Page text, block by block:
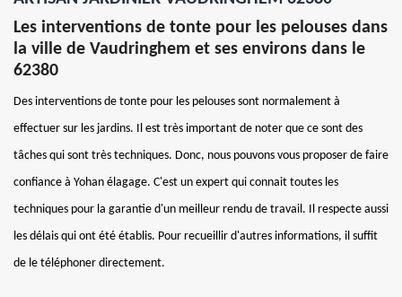
Les interventions de tonte pour les pelouses dans
la ville de Vaudringhem et ses environs dans le
62380
Des interventions de tonte pour les pelouses sont normalement à
effectuer sur les jardins. Il est très important de noter que ce sont des
tâches qui sont très techniques. Donc, nous pouvons vous proposer de faire
confiance à Yohan élagage. C'est un expert qui connait toutes les
techniques pour la garantie d'un meilleur rendu de travail. Il respecte aussi
les délais qui ont été établis. Pour recueillir d'autres informations, il suffit
de le téléphoner directement.